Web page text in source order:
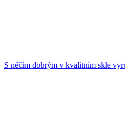
S něčím dobrým v kvalitním skle